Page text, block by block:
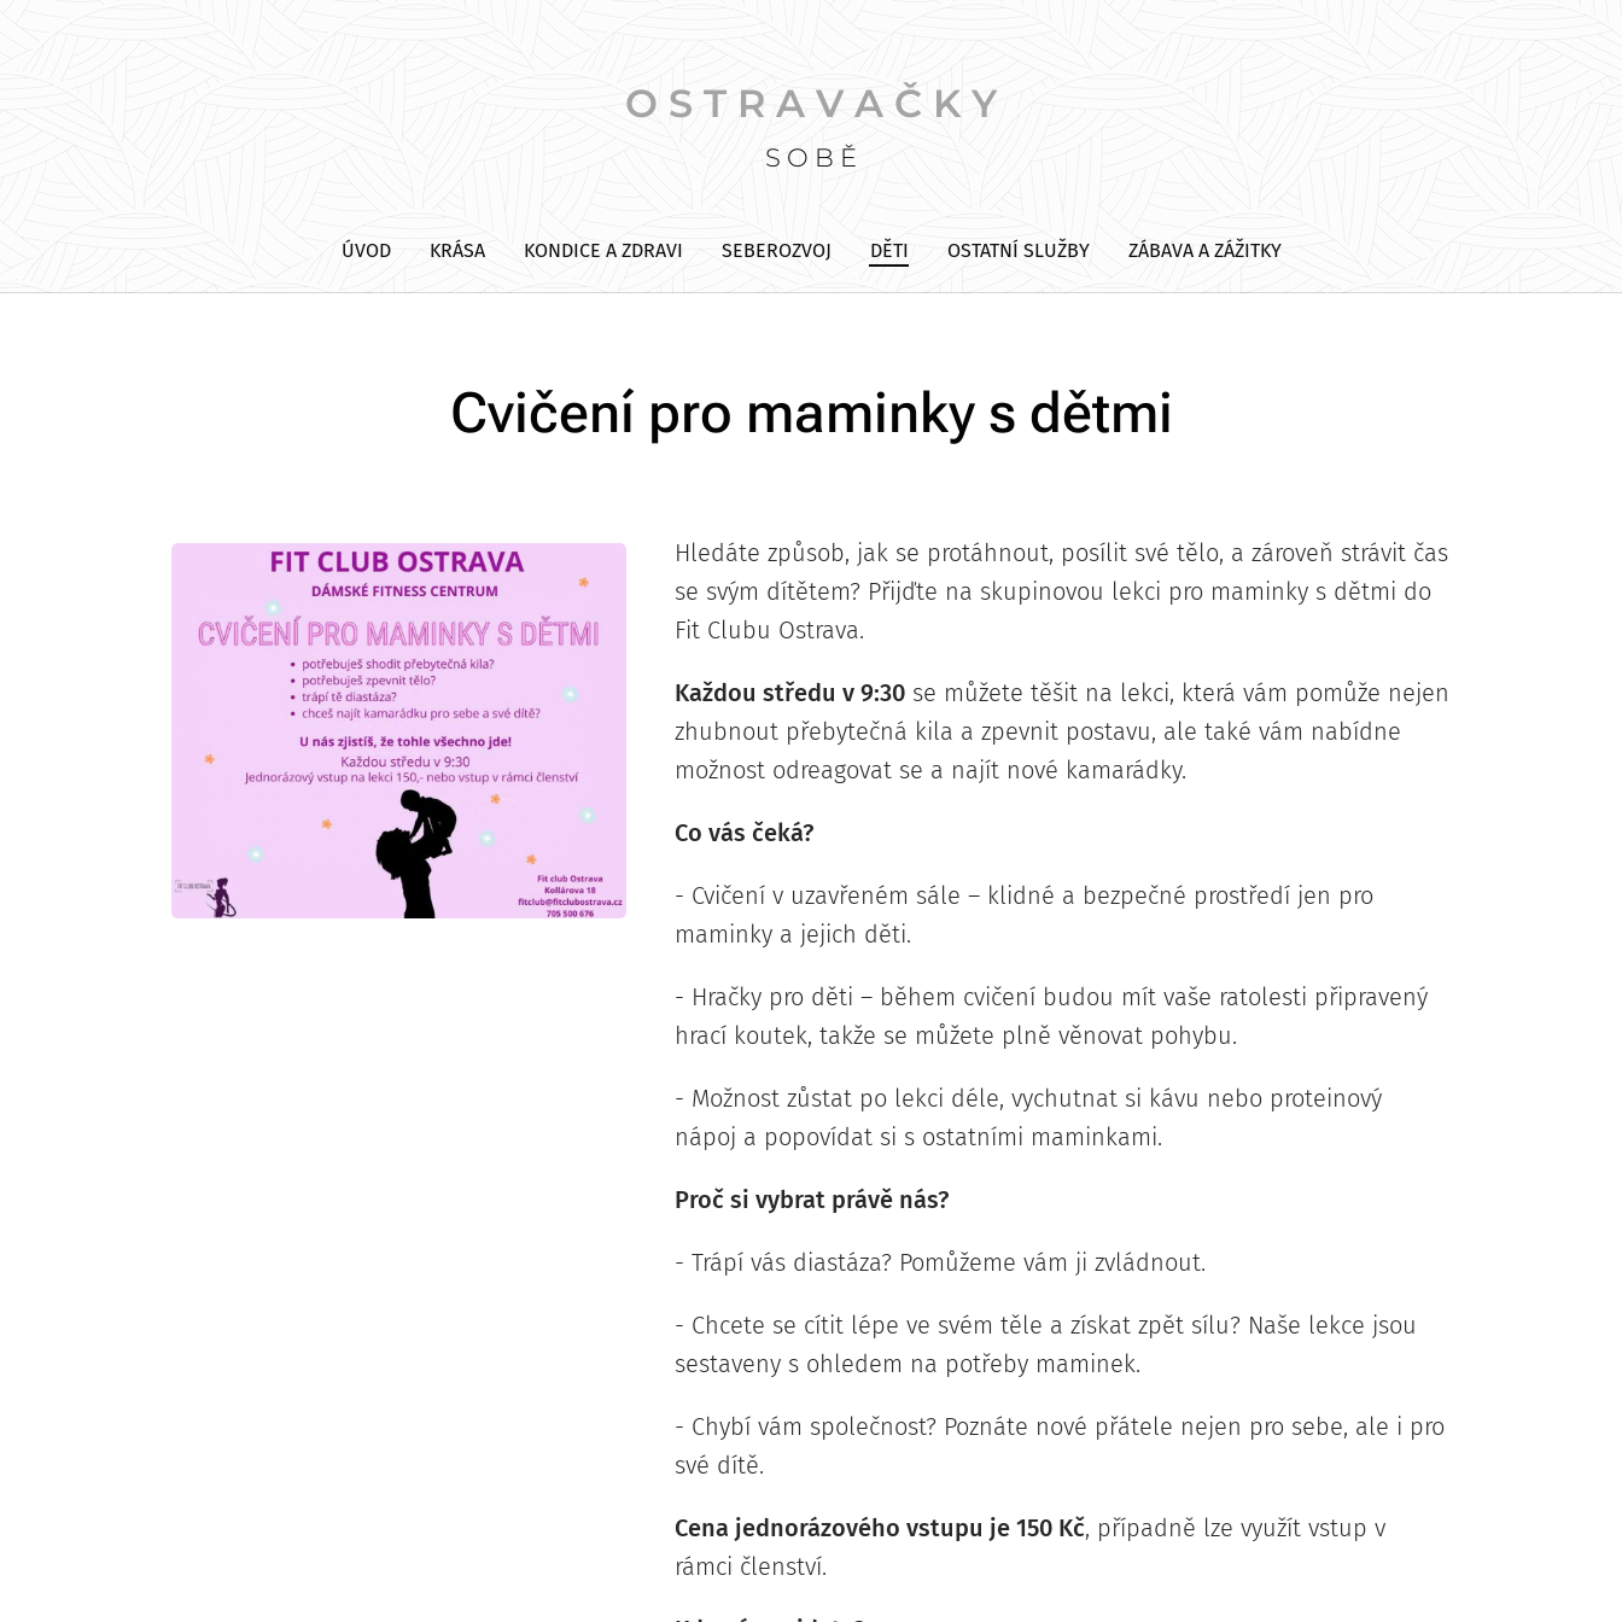
O S T R A V A Č K Y
S O B Ě
ÚVOD KRÁSA KONDICE A ZDRAVI SEBEROZVOJ DĚTI OSTATNÍ SLUŽBY ZÁBAVA A ZÁŽITKY
Cvičení pro maminky s dětmi
Hledáte způsob, jak se protáhnout, posílit své tělo, a zároveň strávit čas
se svým dítětem? Přijďte na skupinovou lekci pro maminky s dětmi do
Fit Clubu Ostrava.
Každou středu v 9:30 se můžete těšit na lekci, která vám pomůže nejen
zhubnout přebytečná kila a zpevnit postavu, ale také vám nabídne
možnost odreagovat se a najít nové kamarádky.
Co vás čeká?
- Cvičení v uzavřeném sále – klidné a bezpečné prostředí jen pro
maminky a jejich děti.
- Hračky pro děti – během cvičení budou mít vaše ratolesti připravený
hrací koutek, takže se můžete plně věnovat pohybu.
- Možnost zůstat po lekci déle, vychutnat si kávu nebo proteinový
nápoj a popovídat si s ostatními maminkami.
Proč si vybrat právě nás?
- Trápí vás diastáza? Pomůžeme vám ji zvládnout.
- Chcete se cítit lépe ve svém těle a získat zpět sílu? Naše lekce jsou
sestaveny s ohledem na potřeby maminek.
- Chybí vám společnost? Poznáte nové přátele nejen pro sebe, ale i pro
své dítě.
Cena jednorázového vstupu je 150 Kč, případně lze využít vstup v
rámci členství.